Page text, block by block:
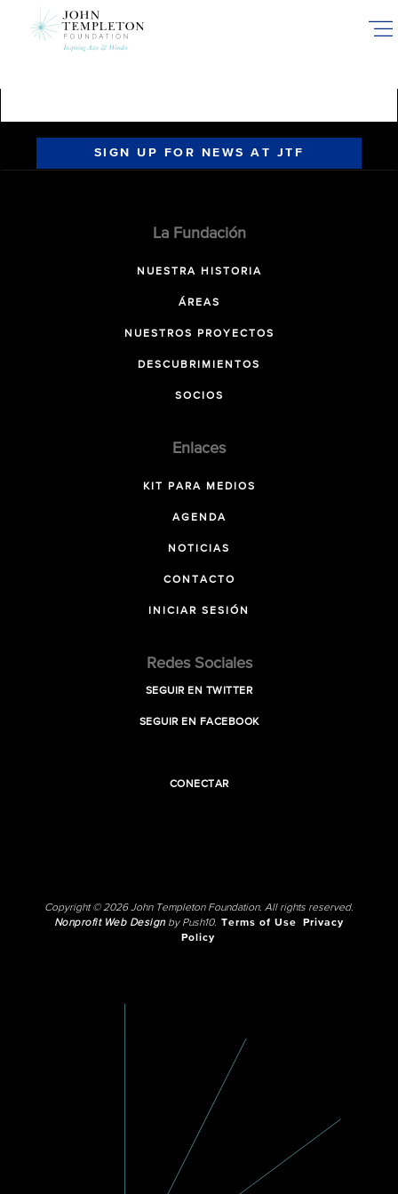
SIGN UP FOR NEWS AT JTF
La Fundación
NUESTRA HISTORIA
ÁREAS
NUESTROS PROYECTOS
DESCUBRIMIENTOS
SOCIOS
Enlaces
KIT PARA MEDIOS
AGENDA
NOTICIAS
CONTACTO
INICIAR SESIÓN
Redes Sociales
SEGUIR EN TWITTER
SEGUIR EN FACEBOOK
CONECTAR
Copyright © 2026 John Templeton Foundation. All rights reserved.
Nonprofit Web Designby Push10. Terms of Use
Privacy
Policy